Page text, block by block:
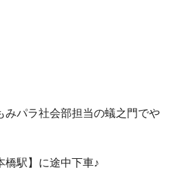
みパラ社会部担当の蟻之門でや
橋駅】に途中下車♪